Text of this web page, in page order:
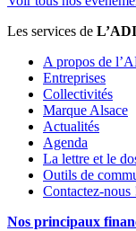
Les services de
A propos de
Entreprises
Collectivités
Marque Alsace
Actualités
Agenda
La lettre et le
Outils de
Contactez-nous
Nos principaux